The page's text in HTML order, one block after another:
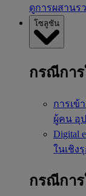
ดูการผสานร
โซลูชัน
กรณีกา
การเข้
ผู้คน อุ
Digital
ในเชิง
กรณีการ